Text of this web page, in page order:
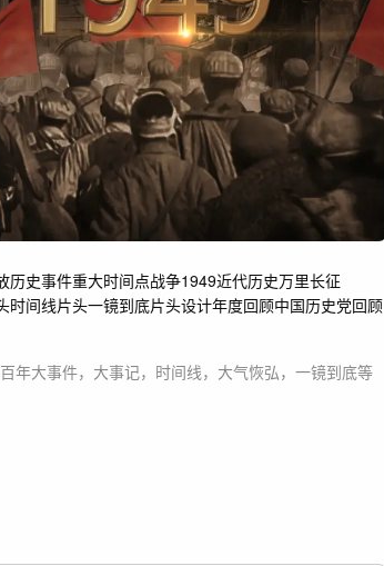
历史事件重大时间点战争1949近代历史万里长征
时间线片头一镜到底片头设计年度回顾中国历史党回顾
百年大事件，大事记，时间线，大气恢弘，一镜到底等